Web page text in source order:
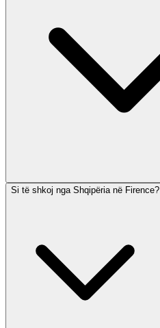
Si të shkoj nga Shqipëria në Firence?